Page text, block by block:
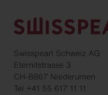
Swisspearl Schweiz AG
Eternitstrasse 3
CH-8867 Niederurnen
Tel +41 55 617 11 11